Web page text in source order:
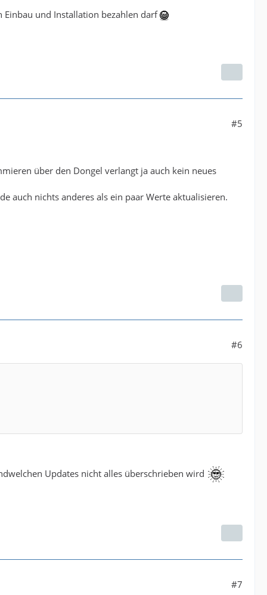
und Installation bezahlen darf
#5
über den Dongel verlangt ja auch kein neues
auch nichts anderes als ein paar Werte aktualisieren.
#6
Updates nicht alles überschrieben wird
#7